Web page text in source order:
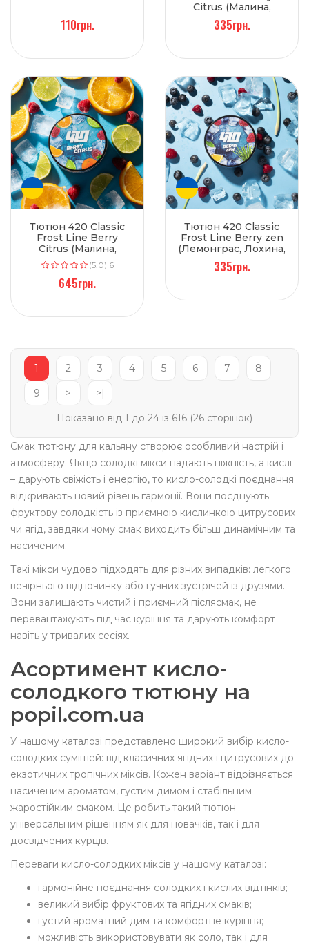
110грн.
Citrus (Малина,
Апельсин, Лайм) 100
г
335грн.
Тютюн 420 Classic
Frost Line Berry
Citrus (Малина,
Апельсин, Лайм) 250
г
(5.0) 6
645грн.
Тютюн 420 Classic
Frost Line Berry zen
(Лемонграс, Лохина,
Малина) 100 г
335грн.
1 2 3 4 5 6 7
8
9
>
>|
Показано від 1 до 24 із 616 (26 сторінок)
Смак тютюну для кальяну створює особливий настрій і
атмосферу. Якщо солодкі мікси надають ніжність, а кислі
– дарують свіжість і енергію, то кисло-солодкі поєднання
відкривають новий рівень гармонії. Вони поєднують
фруктову солодкість із приємною кислинкою цитрусових
чи ягід, завдяки чому смак виходить більш динамічним та
насиченим.
Такі мікси чудово підходять для різних випадків: легкого
вечірнього відпочинку або гучних зустрічей із друзями.
Вони залишають чистий і приємний післясмак, не
перевантажують під час куріння та дарують комфорт
навіть у тривалих сесіях.
Асортимент кисло-
солодкого тютюну на
popil.com.ua
У нашому каталозі представлено широкий вибір кисло-
солодких сумішей: від класичних ягідних і цитрусових до
екзотичних тропічних міксів. Кожен варіант відрізняється
насиченим ароматом, густим димом і стабільним
жаростійким смаком. Це робить такий тютюн
універсальним рішенням як для новачків, так і для
досвідчених курців.
Переваги кисло-солодких міксів у нашому каталозі:
гармонійне поєднання солодких і кислих відтінків;
великий вибір фруктових та ягідних смаків;
густий ароматний дим та комфортне куріння;
можливість використовувати як соло, так і для